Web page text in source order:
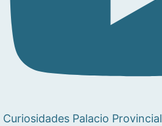
Curiosidades Palacio Provincial